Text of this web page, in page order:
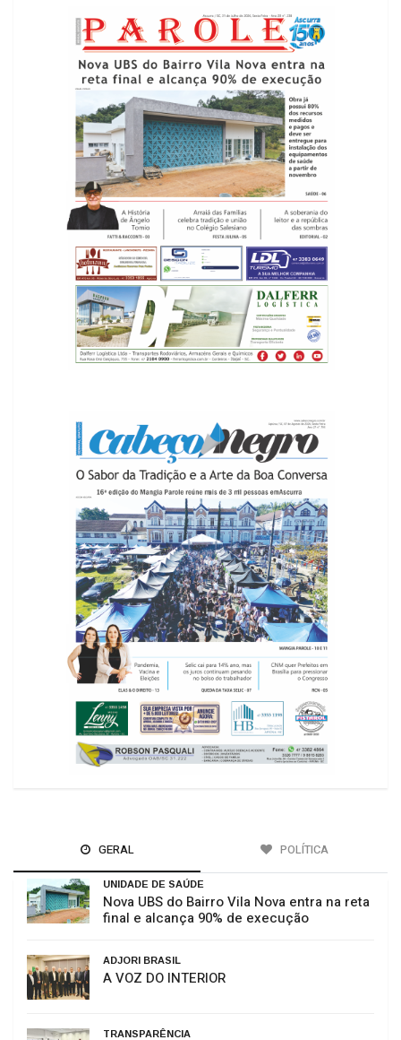
GERAL POLÍTICA
UNIDADE DE SAÚDE
Nova UBS do Bairro Vila Nova entra na reta
final e alcança 90% de execução
ADJORI BRASIL
A VOZ DO INTERIOR
TRANSPARÊNCIA